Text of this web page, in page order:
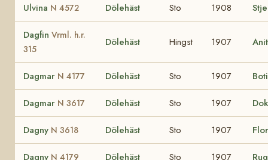
Ulvina N 4572 Dölehäst Sto 1908
Dagfin Vrml. h.r.
315
Dölehäst Hingst 1907
Dagmar N 4177 Dölehäst Sto 1907
Dagmar N 3617 Dölehäst Sto 1907
Dagny N 3618 Dölehäst Sto 1907
Dagny N 4179 Dölehäst Sto 1907